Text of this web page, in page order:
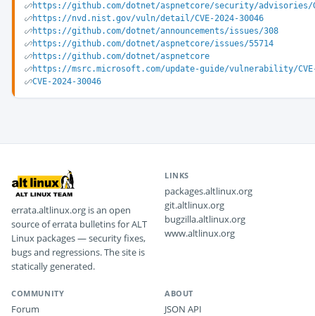
https://github.com/dotnet/aspnetcore/security/advisories/
https://nvd.nist.gov/vuln/detail/CVE-2024-30046
https://github.com/dotnet/announcements/issues/308
https://github.com/dotnet/aspnetcore/issues/55714
https://github.com/dotnet/aspnetcore
https://msrc.microsoft.com/update-guide/vulnerability/CVE-
CVE-2024-30046
errata.altlinux.org is an open
source of errata bulletins for ALT
Linux packages — security fixes,
bugs and regressions. The site is
statically generated.
LINKS
packages.altlinux.org
git.altlinux.org
bugzilla.altlinux.org
www.altlinux.org
COMMUNITY
Forum
ABOUT
JSON API